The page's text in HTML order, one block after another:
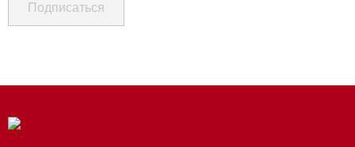
Подписаться